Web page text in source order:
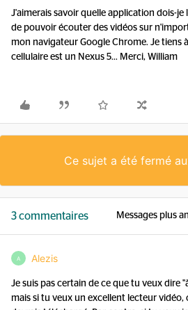
J'aimerais savoir quelle application dois-je
de pouvoir écouter des vidéos sur
mon navigateur Google Chrome. Je tiens
cellulaire est un Nexus 5... Merci, William
Ce sujet a été fermé
3 commentaires Messages plus
A Alezis
Je suis pas certain de ce que tu veux dire
mais si tu veux un excellent lecteur vidéo,